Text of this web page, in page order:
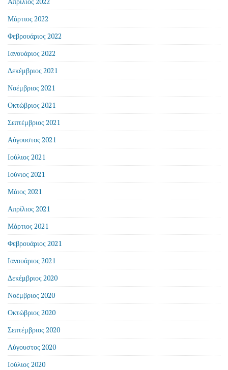
Μάρτιος 2022
Φεβρουάριος 2022
Ιανουάριος 2022
Δεκέμβριος 2021
Νοέμβριος 2021
Οκτώβριος 2021
Σεπτέμβριος 2021
Αύγουστος 2021
Ιούλιος 2021
Ιούνιος 2021
Μάιος 2021
Απρίλιος 2021
Μάρτιος 2021
Φεβρουάριος 2021
Ιανουάριος 2021
Δεκέμβριος 2020
Νοέμβριος 2020
Οκτώβριος 2020
Σεπτέμβριος 2020
Αύγουστος 2020
Ιούλιος 2020